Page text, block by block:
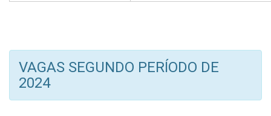
VAGAS SEGUNDO PERÍODO DE
2024